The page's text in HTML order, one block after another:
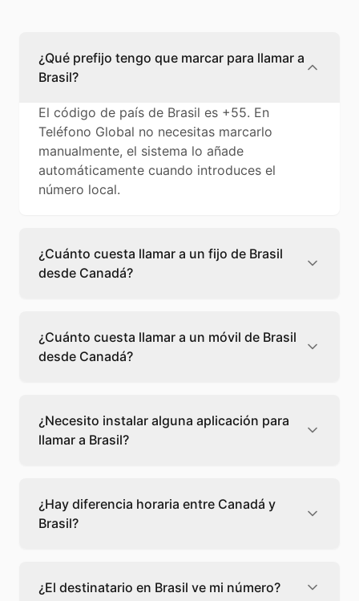
¿Qué prefijo tengo que marcar para llamar a
Brasil?
El código de país de Brasil es +55. En
Teléfono Global no necesitas marcarlo
manualmente, el sistema lo añade
automáticamente cuando introduces el
número local.
¿Cuánto cuesta llamar a un fijo de Brasil
desde Canadá?
cuesta 0,06 €/min con Teléfono Global. Verás
el precio exacto antes de marcar para que
sepas qué vas a gastar.
¿Cuánto cuesta llamar a un móvil de Brasil
desde Canadá?
cuesta 0,12 €/min con Teléfono Global. Pagas
solo los minutos que hablas, sin cuotas ni
permanencia.
¿Necesito instalar alguna aplicación para
llamar a Brasil?
desde tu navegador web. Solo necesitas una
conexión a internet y podrás llamar
directamente a Brasil.
¿Hay diferencia horaria entre Canadá y
Brasil?
escoge el mejor momento
llamar a a Brasil.
¿El destinatario en Brasil ve mi número?